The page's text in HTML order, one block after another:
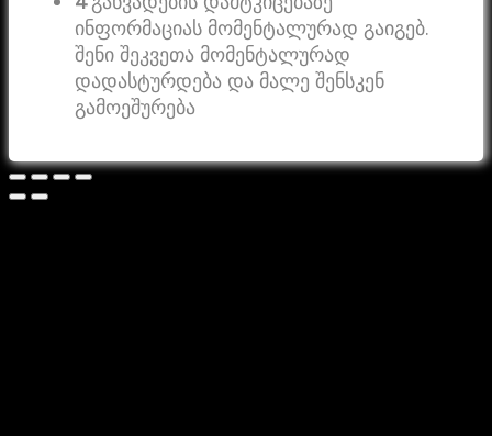
ინფორმაციას მომენტალურად გაიგებ.
შენი შეკვეთა მომენტალურად
დადასტურდება და მალე შენსკენ
გამოეშურება